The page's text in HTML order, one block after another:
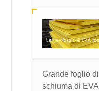
Grande foglio di
schiuma di EVA